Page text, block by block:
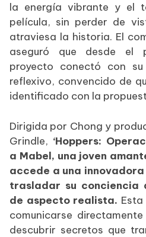
la energía vibrante y el
película, sin perder de
atraviesa la historia. El
aseguró que desde el
proyecto conectó con
reflexivo, convencido de
identificado con la
Dirigida por Chong y
Grindle, ‘Hoppers:
a Mabel, una joven
accede a una
trasladar su conciencia
de aspecto realista.
comunicarse
descubrir secretos que